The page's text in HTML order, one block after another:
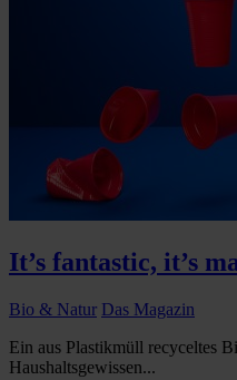
It’s fantastic, it’s
Bio & Natur Das Magazin
Ein aus Plastikmüll recyceltes
Haushaltsgewissen...